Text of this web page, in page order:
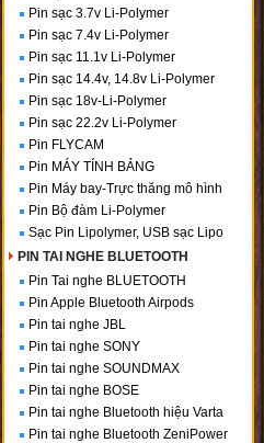
Pin sạc 3.7v Li-Polymer
Pin sạc 7.4v Li-Polymer
Pin sạc 11.1v Li-Polymer
Pin sạc 14.4v, 14.8v Li-Polymer
Pin sạc 18v-Li-Polymer
Pin sạc 22.2v Li-Polymer
Pin FLYCAM
Pin MÁY TÍNH BẢNG
Pin Máy bay-Trực thăng mô hình
Pin Bộ đàm Li-Polymer
Sạc Pin Lipolymer, USB sạc Lipo
PIN TAI NGHE BLUETOOTH
Pin Tai nghe BLUETOOTH
Pin Apple Bluetooth Airpods
Pin tai nghe JBL
Pin tai nghe SONY
Pin tai nghe SOUNDMAX
Pin tai nghe BOSE
Pin tai nghe Bluetooth hiệu Varta
Pin tai nghe Bluetooth ZeniPower